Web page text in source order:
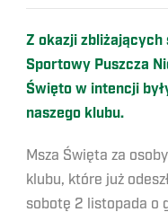
Z okazji zbliżających
Sportowy Puszcza
Święto w intencji
naszego klubu.
Msza Święta za
klubu, które już
sobotę 2 listopada o